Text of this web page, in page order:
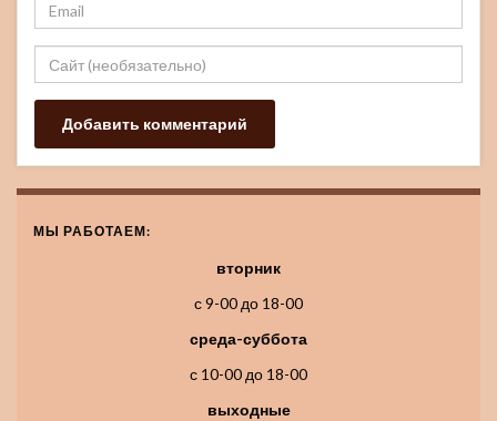
МЫ РАБОТАЕМ:
вторник
с 9-00 до 18-00
среда-суббота
с 10-00 до 18-00
выходные